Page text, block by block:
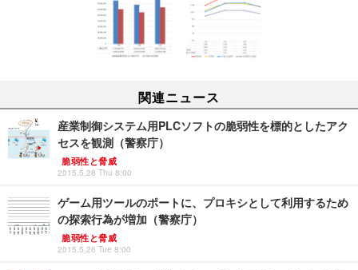
関連ニュース
産業制御システム用PLCソフトの脆弱性を標的としたアク
セスを観測（警察庁）
脆弱性と脅威
2015.5.28 Thu 8:00
ゲーム用ツールのポートに、プロキシとして利用するため
の探索行為が増加（警察庁）
脆弱性と脅威
2015.5.26 Tue 8:00